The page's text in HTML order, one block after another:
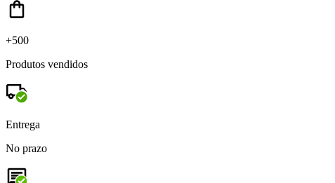
+500
Produtos vendidos
Entrega
No prazo